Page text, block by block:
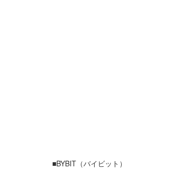
■BYBIT（バイビット）